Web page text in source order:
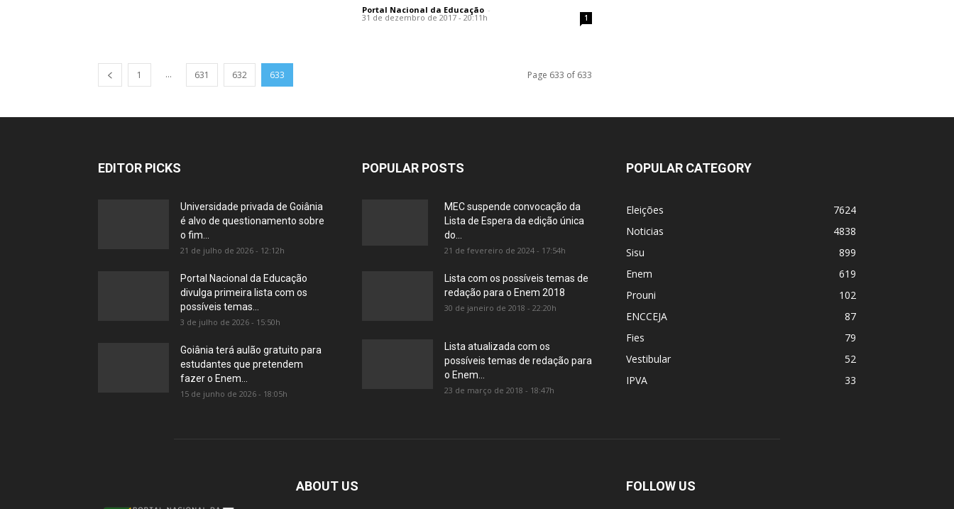
Portal Nacional da Educação -
31 de dezembro de 2017 - 20:11h 1
1 ... 631 632 633 Page 633 of 633
EDITOR PICKS
Universidade privada de Goiânia
é alvo de questionamento sobre
o fim...
21 de julho de 2026 - 12:12h
Portal Nacional da Educação
divulga primeira lista com os
possíveis temas...
3 de julho de 2026 - 15:50h
Goiânia terá aulão gratuito para
estudantes que pretendem
fazer o Enem...
15 de junho de 2026 - 18:05h
POPULAR POSTS
MEC suspende convocação da
Lista de Espera da edição única
do...
21 de fevereiro de 2024 - 17:54h
Lista com os possíveis temas de
redação para o Enem 2018
30 de janeiro de 2018 - 22:20h
Lista atualizada com os
possíveis temas de redação para
o Enem...
23 de março de 2018 - 18:47h
POPULAR CATEGORY
Eleições
7624
Noticias
4838
Sisu
899
Enem
619
Prouni
102
ENCCEJA
87
Fies
79
Vestibular
52
IPVA
33
ABOUT US FOLLOW US